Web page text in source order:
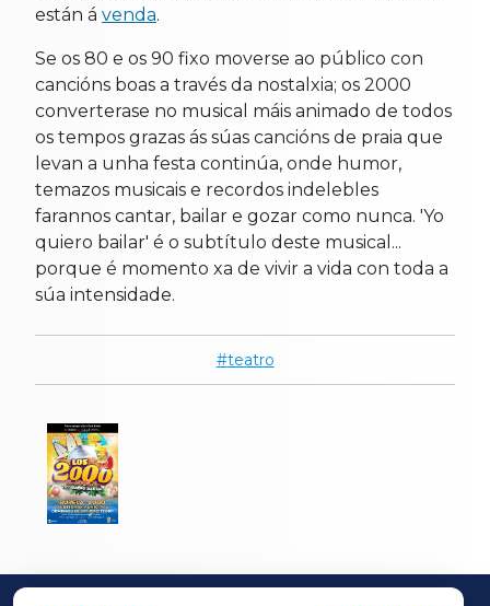
están á venda.
Se os 80 e os 90 fixo moverse ao público con
cancións boas a través da nostalxia; os 2000
converterase no musical máis animado de todos
os tempos grazas ás súas cancións de praia que
levan a unha festa continúa, onde humor,
temazos musicais e recordos indelebles
farannos cantar, bailar e gozar como nunca. 'Yo
quiero bailar' é o subtítulo deste musical...
porque é momento xa de vivir a vida con toda a
súa intensidade.
teatro